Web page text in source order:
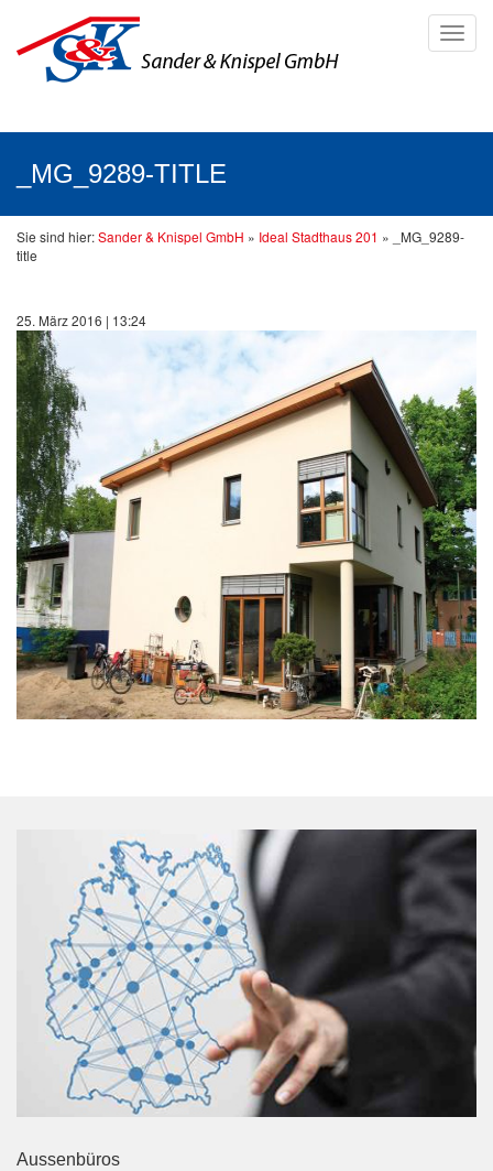
_MG_9289-TITLE
Sie sind hier:Sander & Knispel GmbH » Ideal Stadthaus 201 »
_MG_9289-
title
25. März 2016 | 13:24
Aussenbüros